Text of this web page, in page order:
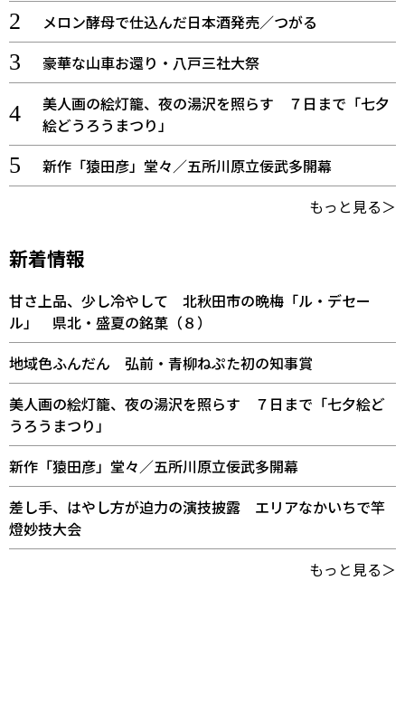
メロン酵母で仕込んだ日本酒発売／つがる
豪華な山車お還り・八戸三社大祭
美人画の絵灯籠、夜の湯沢を照らす ７日まで「七夕
絵どうろうまつり」
新作「猿田彦」堂々／五所川原立佞武多開幕
もっと見る＞
新着情報
甘さ上品、少し冷やして 北秋田市の晩梅「ル・デセー
ル」 県北・盛夏の銘菓（８）
地域色ふんだん 弘前・青柳ねぷた初の知事賞
美人画の絵灯籠、夜の湯沢を照らす ７日まで「七夕絵ど
うろうまつり」
新作「猿田彦」堂々／五所川原立佞武多開幕
差し手、はやし方が迫力の演技披露 エリアなかいちで竿
燈妙技大会
もっと見る＞